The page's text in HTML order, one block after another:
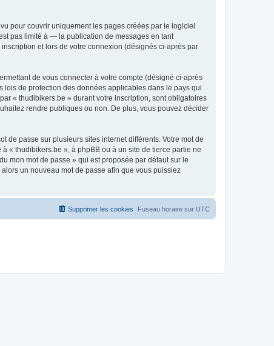
pour couvrir uniquement les pages créées par le logiciel
pas limité à — la publication de messages en tant
et lors de votre connexion (désignés ci-après par
de vous connecter à votre compte (désigné ci-après
lois de protection des données applicables dans le pays qui
« thudibikers.be » durant votre inscription, sont obligatoires
rendre publiques ou non. De plus, vous pouvez décider
de passe sur plusieurs sites internet différents. Votre mot de
« thudibikers.be », à phpBB ou à un site de tierce partie ne
mon mot de passe » qui est proposée par défaut sur le
un nouveau mot de passe afin que vous puissiez
Fuseau horaire sur UTC
Supprimer les cookies